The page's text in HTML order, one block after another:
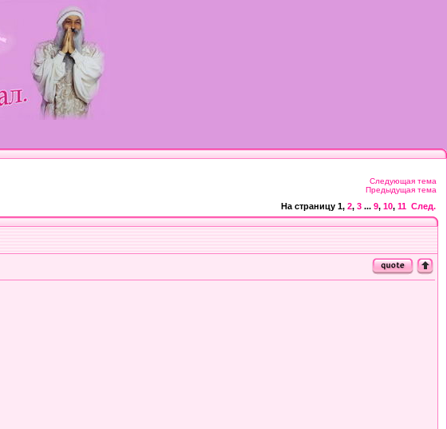
Следующая тема
Предыдущая тема
На страницу 1, 2, 3 ... 9, 10, 11 След.